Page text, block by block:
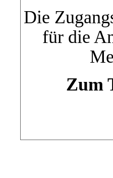
Die
für die
Zum